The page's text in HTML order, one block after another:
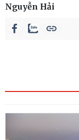
Nguyễn Hải